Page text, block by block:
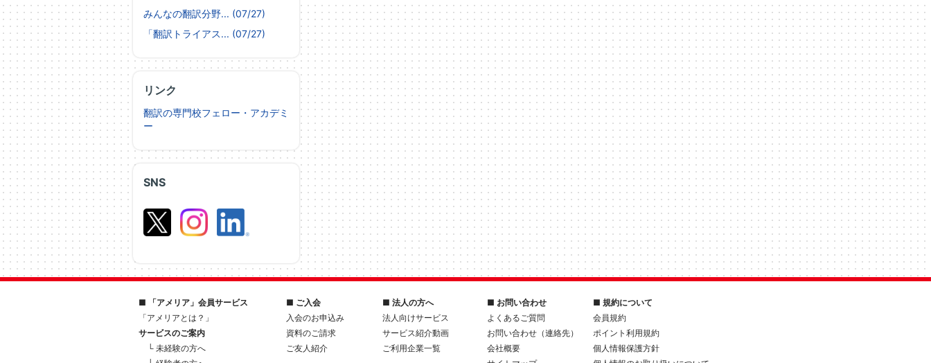
SNS
みんなの翻訳分野... (07/27)
「翻訳トライアス... (07/27)
リンク
翻訳の専門校フェロー・アカデミ
ー
■ 「アメリア」会員サービス
「アメリアとは？」
サービスのご案内
└ 未経験の方へ
■ ご入会
入会のお申込み
資料のご請求
ご友人紹介
■ 法人の方へ
法人向けサービス
サービス紹介動画
ご利用企業一覧
■ お問い合わせ
よくあるご質問
お問い合わせ（連絡先）
会社概要
■ 規約について
会員規約
ポイント利用規約
個人情報保護方針